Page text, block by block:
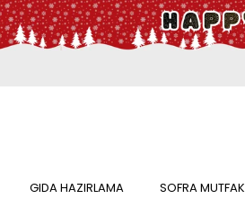
GIDA HAZIRLAMA SOFRA MUTFAK